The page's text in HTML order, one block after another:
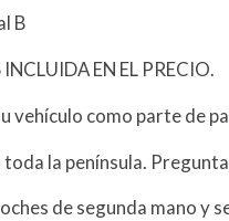
B
EN EL PRECIO.
vehículo como parte de
la península.
de segunda mano y